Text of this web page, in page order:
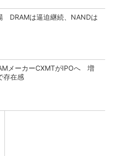
DRAMは逼迫継続、NANDは
メーカーCXMTがIPOへ 増
存在感